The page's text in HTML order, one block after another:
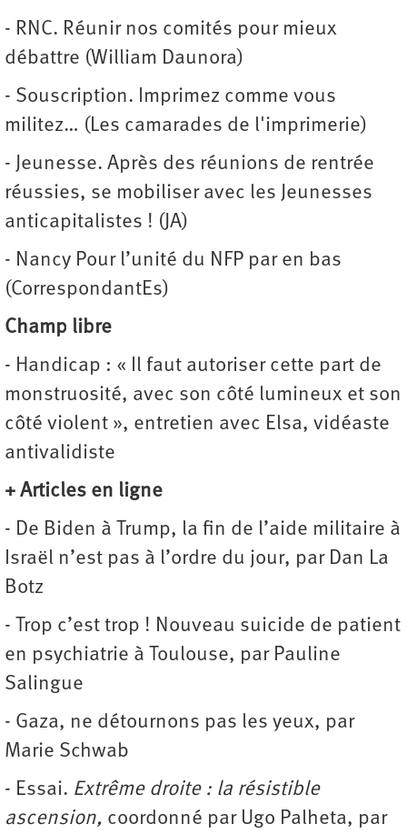
- RNC. Réunir nos comités pour mieux
débattre (William Daunora)
- Souscription. Imprimez comme vous
militez… (Les camarades de l'imprimerie)
- Jeunesse. Après des réunions de rentrée
réussies, se mobiliser avec les Jeunesses
anticapitalistes ! (JA)
- Nancy Pour l’unité du NFP par en bas
(CorrespondantEs)
Champ libre
- Handicap : « Il faut autoriser cette part de
monstruosité, avec son côté lumineux et son
côté violent », entretien avec Elsa, vidéaste
antivalidiste
+ Articles en ligne
- De Biden à Trump, la fin de l’aide militaire à
Israël n’est pas à l’ordre du jour, par Dan La
Botz
- Trop c’est trop ! Nouveau suicide de patient
en psychiatrie à Toulouse, par Pauline
Salingue
- Gaza, ne détournons pas les yeux, par
Marie Schwab
- Essai. Extrême droite : la résistible
ascension, coordonné par Ugo Palheta, par